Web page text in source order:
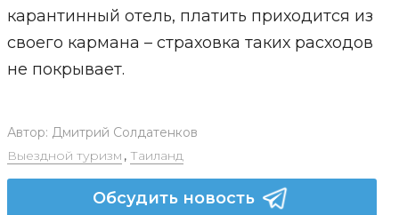
карантинный отель, платить приходится из
своего кармана – страховка таких расходов
не покрывает.
Автор: Дмитрий Солдатенков
Выездной туризм , Таиланд
Обсудить новость